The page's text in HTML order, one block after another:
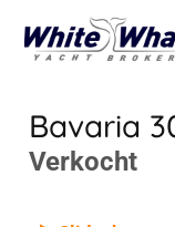
Bavaria
Verkocht